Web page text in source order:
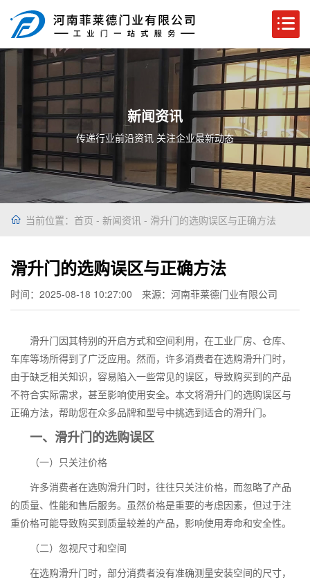
新闻资讯
传递行业前沿资讯 关注企业最新动态
当前位置： 首页 - 新闻资讯 - 滑升门的选购误区与正确方法
滑升门的选购误区与正确方法
时间：2025-08-18 10:27:00 来源：河南菲莱德门业有限公司
滑升门因其特别的开启方式和空间利用，在工业厂房、仓库、
车库等场所得到了广泛应用。然而，许多消费者在选购滑升门时，
由于缺乏相关知识，容易陷入一些常见的误区，导致购买到的产品
不符合实际需求，甚至影响使用安全。本文将滑升门的选购误区与
正确方法，帮助您在众多品牌和型号中挑选到适合的滑升门。
一、滑升门的选购误区
（一）只关注价格
许多消费者在选购滑升门时，往往只关注价格，而忽略了产品
的质量、性能和售后服务。虽然价格是重要的考虑因素，但过于注
重价格可能导致购买到质量较差的产品，影响使用寿命和安全性。
（二）忽视尺寸和空间
在选购滑升门时，部分消费者没有准确测量安装空间的尺寸，